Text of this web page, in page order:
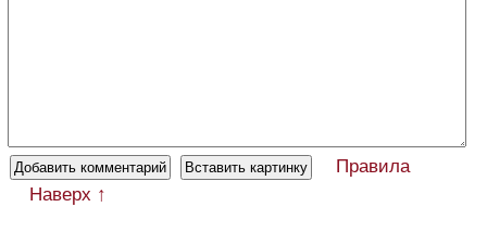
Правила
Наверх ↑